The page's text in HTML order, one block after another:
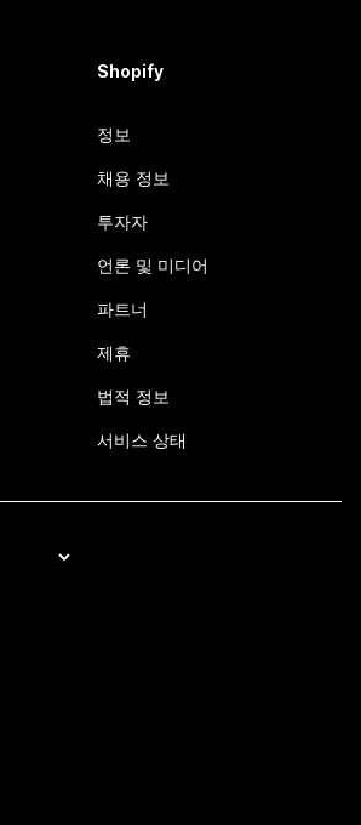
Shopify
정보
채용 정보
투자자
언론 및 미디어
파트너
제휴
법적 정보
서비스 상태